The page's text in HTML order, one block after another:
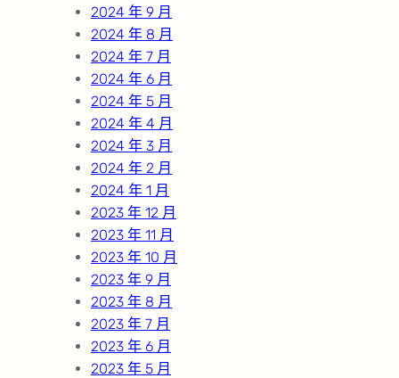
2024 年 9 月
2024 年 8 月
2024 年 7 月
2024 年 6 月
2024 年 5 月
2024 年 4 月
2024 年 3 月
2024 年 2 月
2024 年 1 月
2023 年 12 月
2023 年 11 月
2023 年 10 月
2023 年 9 月
2023 年 8 月
2023 年 7 月
2023 年 6 月
2023 年 5 月